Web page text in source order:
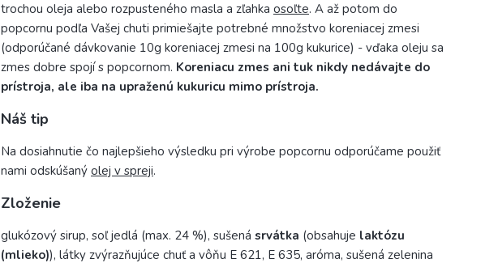
trochou oleja alebo rozpusteného masla a zľahka osoľte. A až potom do
popcornu podľa Vašej chuti primiešajte potrebné množstvo koreniacej zmesi
(odporúčané dávkovanie 10g koreniacej zmesi na 100g kukurice) - vďaka oleju sa
zmes dobre spojí s popcornom. Koreniacu zmes ani tuk nikdy nedávajte do
prístroja, ale iba na upraženú kukuricu mimo prístroja.
Náš tip
Na dosiahnutie čo najlepšieho výsledku pri výrobe popcornu odporúčame použiť
nami odskúšaný olej v spreji.
Zloženie
glukózový sirup, soľ jedlá (max. 24 %), sušená srvátka (obsahuje laktózu
(mlieko)), látky zvýrazňujúce chuť a vôňu E 621, E 635, aróma, sušená zelenina